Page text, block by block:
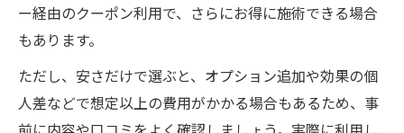
ー経由のクーポン利用で、さらにお得に施術できる場合
もあります。
ただし、安さだけで選ぶと、オプション追加や効果の個
人差などで想定以上の費用がかかる場合もあるため、事